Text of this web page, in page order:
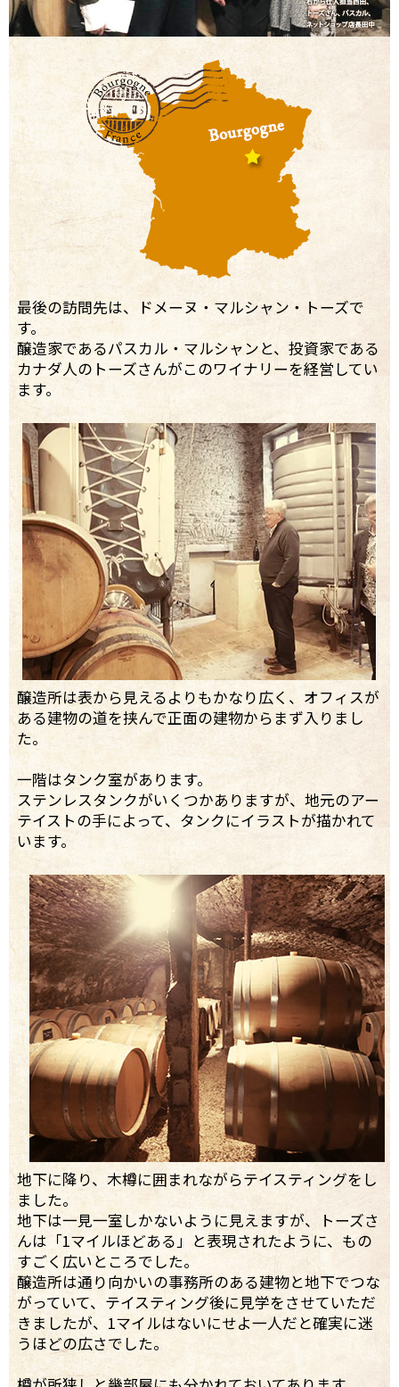
最後の訪問先は、ドメーヌ・マルシャン・トーズで
す。
醸造家であるパスカル・マルシャンと、投資家である
カナダ人のトーズさんがこのワイナリーを経営してい
ます。
醸造所は表から見えるよりもかなり広く、オフィスが
ある建物の道を挟んで正面の建物からまず入りまし
た。
一階はタンク室があります。
ステンレスタンクがいくつかありますが、地元のアー
テイストの手によって、タンクにイラストが描かれて
います。
地下に降り、木樽に囲まれながらテイスティングをし
ました。
地下は一見一室しかないように見えますが、トーズさ
んは「1マイルほどある」と表現されたように、もの
すごく広いところでした。
醸造所は通り向かいの事務所のある建物と地下でつな
がっていて、テイスティング後に見学をさせていただ
きましたが、1マイルはないにせよ一人だと確実に迷
うほどの広さでした。